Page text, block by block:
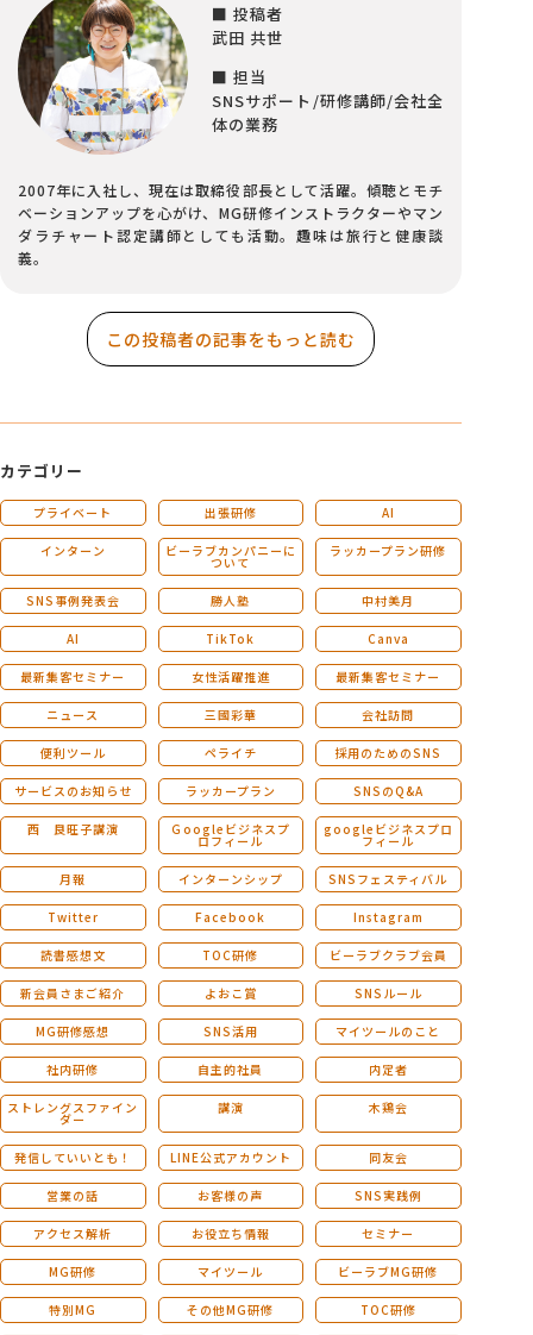
■ 投稿者
武田 共世
■ 担当
SNSサポート/研修講師/会社全
体の業務
2007年に入社し、現在は取締役部長として活躍。傾聴とモチ
ベーションアップを心がけ、MG研修インストラクターやマン
ダラチャート認定講師としても活動。趣味は旅行と健康談
義。
この投稿者の記事をもっと読む
カテゴリー
プライベート 出張研修 AI
インターン ビーラブカンパニーに
ついて
ラッカープラン研修
SNS事例発表会 勝人塾 中村美月
AI TikTok Canva
最新集客セミナー 女性活躍推進 最新集客セミナー
ニュース 三國彩華 会社訪問
便利ツール ペライチ 採用のためのSNS
サービスのお知らせ ラッカープラン SNSのQ&A
西 良旺子講演 Ｇoogleビジネスプ
ロフィール
googleビジネスプロ
フィール
月報 インターンシップ SNSフェスティバル
Twitter Facebook Instagram
読書感想文 TOC研修 ビーラブクラブ会員
新会員さまご紹介 よおこ賞 SNSルール
MG研修感想 SNS活用 マイツールのこと
社内研修 自主的社員 内定者
ストレングスファイン
ダー
講演 木鶏会
発信していいとも！ LINE公式アカウント 同友会
営業の話 お客様の声 SNS実践例
アクセス解析 お役立ち情報 セミナー
MG研修 マイツール ビーラブMG研修
特別MG その他MG研修 TOC研修